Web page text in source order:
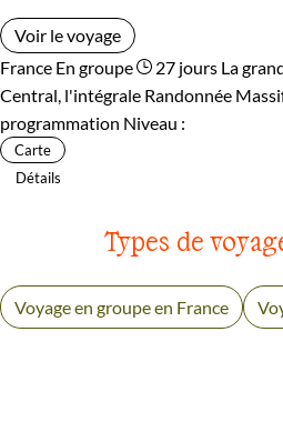
Voir le voyage
France En groupe 27 jours La
Central, l'intégrale Randonnée
programmation Niveau :
Carte
Détails
Types de
Voyage en groupe en France